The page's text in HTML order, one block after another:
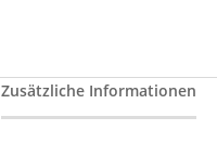
Zusätzliche Informationen